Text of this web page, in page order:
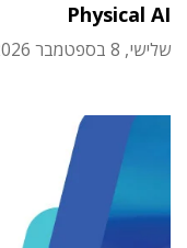
Physical AI
שלישי, 8 בספטמבר 2026